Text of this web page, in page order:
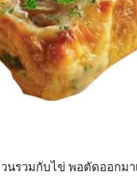
รวมกับไข่ พอตัดออกม